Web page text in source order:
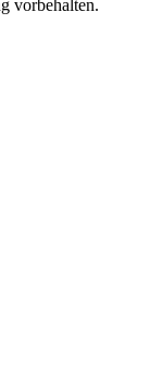
vorbehalten.